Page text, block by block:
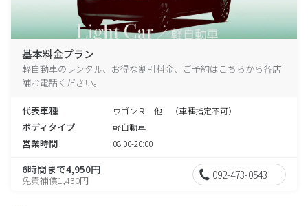
基本料金プラン
軽自動車のレンタル、お得な割引料金、ご予約はこちらから各店
舗お電話ください。
代表車種 ワゴンＲ 他 （車種指定不可）
ボディタイプ 軽自動車
営業時間 08:00-20:00
6時間まで4,950円
免責補償1,430円 092-473-0543